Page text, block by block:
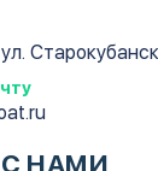
НАМИ